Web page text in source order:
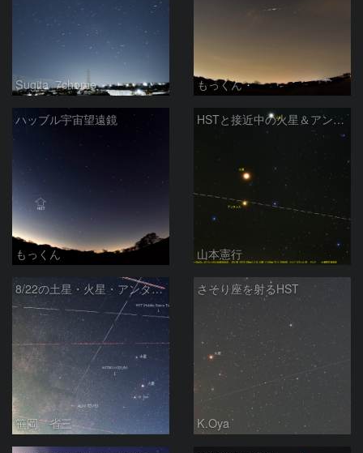
Sugita_7chome もっくん
ハッブル宇宙望遠鏡
もっくん
HSTと接近中の火星＆アンタレス
山本憲行
8/22の土星・火星・アンタレスと光跡
笹岡 省三
さそり座を射るHST
K.Oya